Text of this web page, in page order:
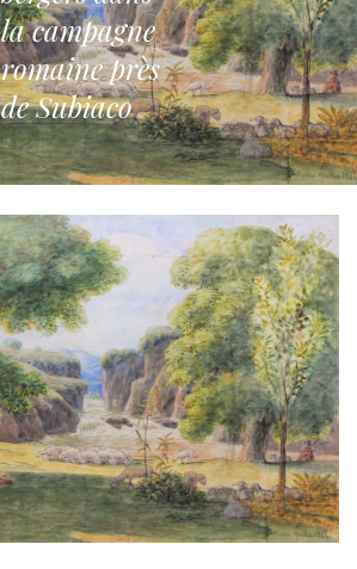
la campagne
romaine près
de Subiaco